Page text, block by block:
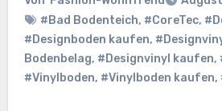
#Bad Bodenteich, #CoreTec,
#Designboden kaufen,
Bodenbelag, #Designvinyl kaufen,
#Vinylboden, #Vinylboden kaufen,